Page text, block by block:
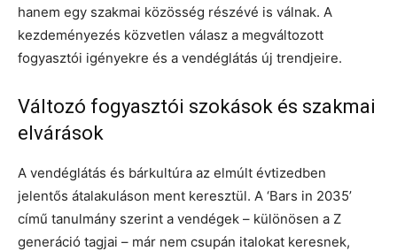
hanem egy szakmai közösség részévé is válnak. A
kezdeményezés közvetlen válasz a megváltozott
fogyasztói igényekre és a vendéglátás új trendjeire.
Változó fogyasztói szokások és szakmai
elvárások
A vendéglátás és bárkultúra az elmúlt évtizedben
jelentős átalakuláson ment keresztül. A ‘Bars in 2035’
című tanulmány szerint a vendégek – különösen a Z
generáció tagjai – már nem csupán italokat keresnek,